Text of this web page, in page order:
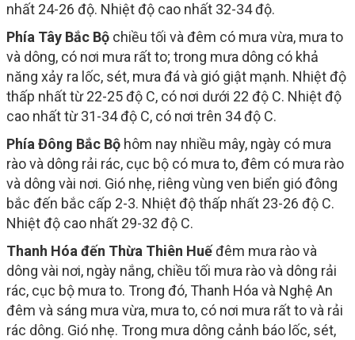
nhất 24-26 độ. Nhiệt độ cao nhất 32-34 độ.
Phía Tây Bắc Bộ chiều tối và đêm có mưa vừa, mưa to
và dông, có nơi mưa rất to; trong mưa dông có khả
năng xảy ra lốc, sét, mưa đá và gió giật mạnh. Nhiệt độ
thấp nhất từ 22-25 độ C, có nơi dưới 22 độ C. Nhiệt độ
cao nhất từ 31-34 độ C, có nơi trên 34 độ C.
Phía Đông Bắc Bộ hôm nay nhiều mây, ngày có mưa
rào và dông rải rác, cục bộ có mưa to, đêm có mưa rào
và dông vài nơi. Gió nhẹ, riêng vùng ven biển gió đông
bắc đến bắc cấp 2-3. Nhiệt độ thấp nhất 23-26 độ C.
Nhiệt độ cao nhất 29-32 độ C.
Thanh Hóa đến Thừa Thiên Huếđêm mưa rào và
dông vài nơi, ngày nắng, chiều tối mưa rào và dông rải
rác, cục bộ mưa to. Trong đó, Thanh Hóa và Nghệ An
đêm và sáng mưa vừa, mưa to, có nơi mưa rất to và rải
rác dông. Gió nhẹ. Trong mưa dông cảnh báo lốc, sét,